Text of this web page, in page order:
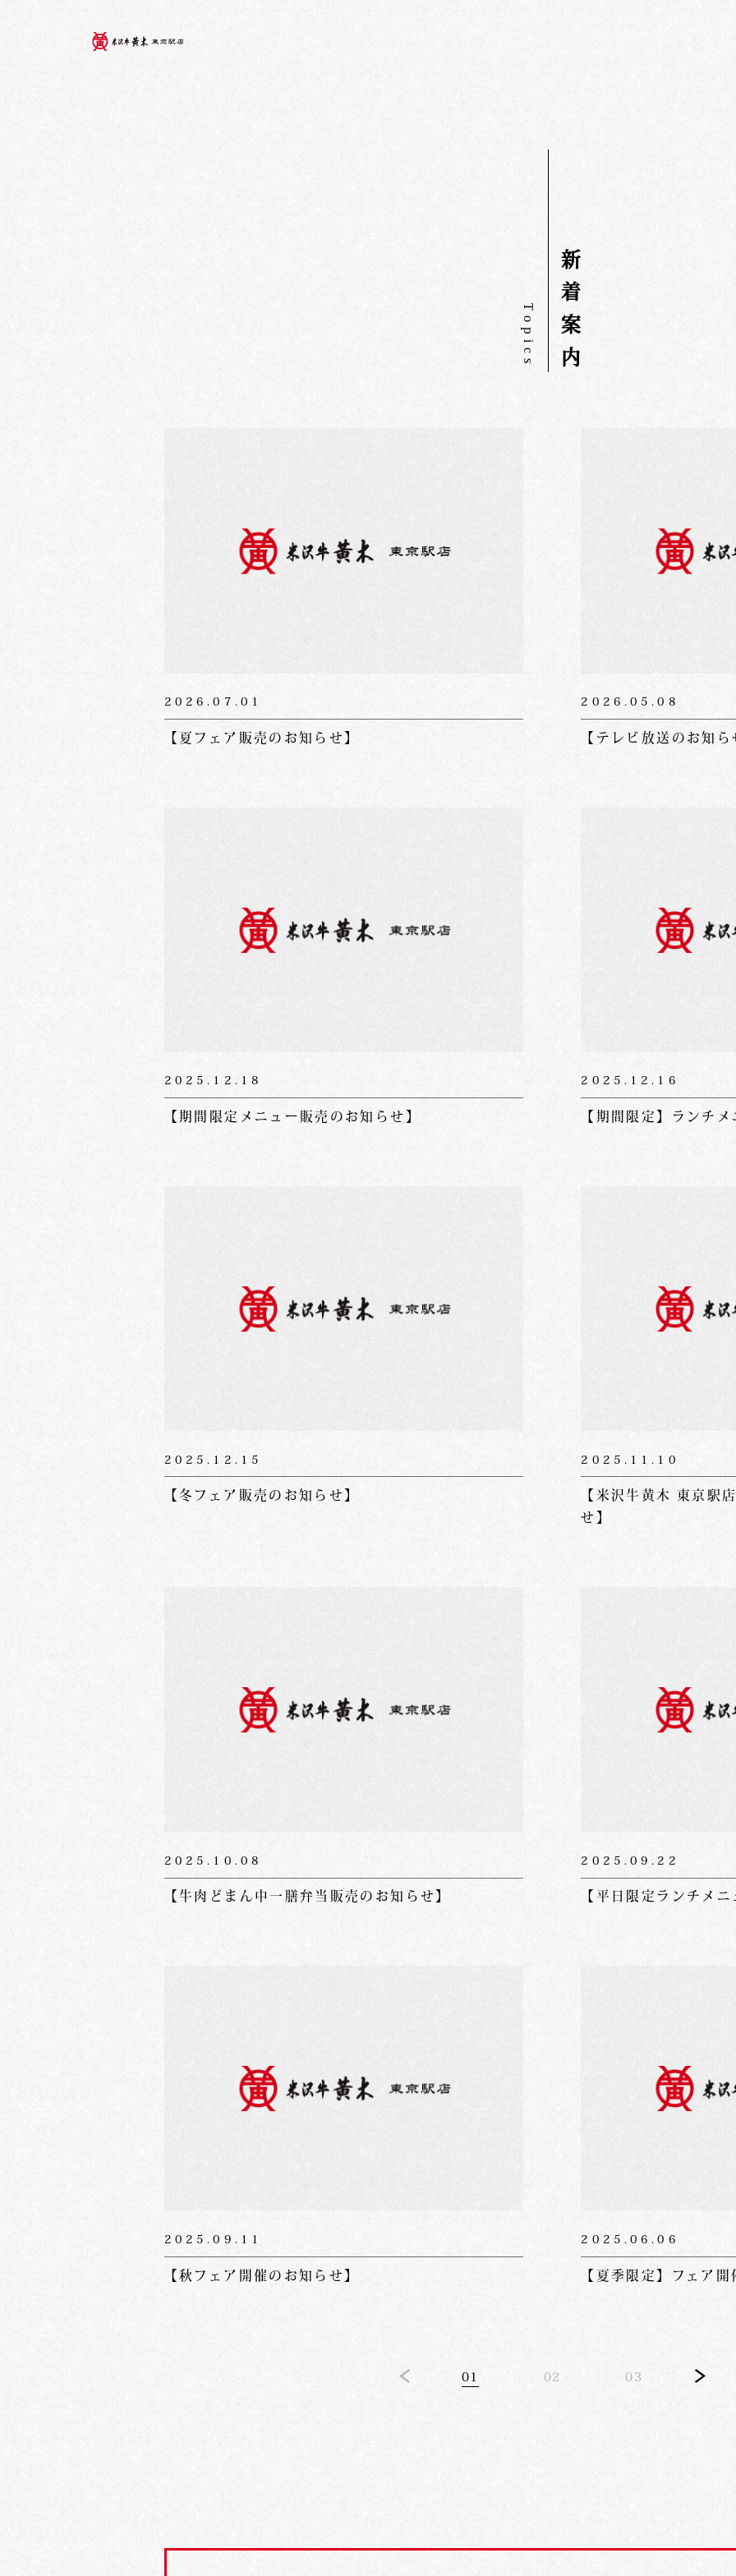
新
着
案
内
T
o
p
i
c
s
2026.07.01
【夏フェア販売のお知らせ】
2026.05.08
【テレビ放送のお知ら
2025.12.18
【期間限定メニュー販売のお知らせ】
2025.12.16
【期間限定】ランチ
2025.12.15
【冬フェア販売のお知らせ】
2025.11.10
【米沢牛黄木 東京駅
せ】
2025.10.08
【牛肉どまん中一膳弁当販売のお知らせ】
2025.09.22
【平日限定ランチメ
2025.09.11
【秋フェア開催のお知らせ】
2025.06.06
【夏季限定】フェア
01 02 03